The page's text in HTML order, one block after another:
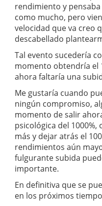
rendimiento y
como mucho, pero
velocidad que va creo
descabellado
Tal evento sucedería
momento obtendría el
ahora faltaría una
Me gustaría cuando
ningún compromiso,
momento de salir
psicológica del
más y dejar atrás el
rendimientos aún
fulgurante subida
importante.
En definitiva que se
en los próximos